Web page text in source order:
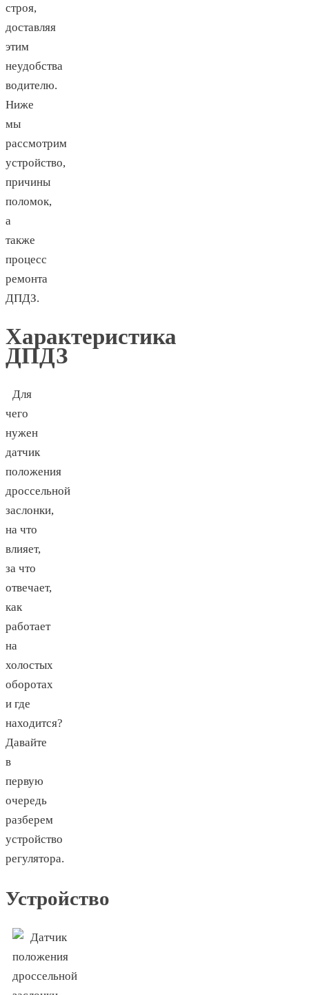
строя,
доставляя
этим
неудобства
водителю.
Ниже
мы
рассмотрим
устройство,
причины
поломок,
а
также
процесс
ремонта
ДПДЗ.
Характеристика
ДПДЗ
Для
чего
нужен
датчик
положения
дроссельной
заслонки,
на что
влияет,
за что
отвечает,
как
работает
на
холостых
оборотах
и где
находится?
Давайте
в
первую
очередь
разберем
устройство
регулятора.
Устройство